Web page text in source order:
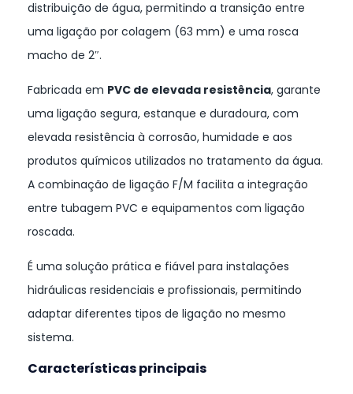
distribuição de água, permitindo a transição entre
uma ligação por colagem (63 mm) e uma rosca
macho de 2″.
Fabricada em PVC de elevada resistência, garante
uma ligação segura, estanque e duradoura, com
elevada resistência à corrosão, humidade e aos
produtos químicos utilizados no tratamento da água.
A combinação de ligação F/M facilita a integração
entre tubagem PVC e equipamentos com ligação
roscada.
É uma solução prática e fiável para instalações
hidráulicas residenciais e profissionais, permitindo
adaptar diferentes tipos de ligação no mesmo
sistema.
Características principais